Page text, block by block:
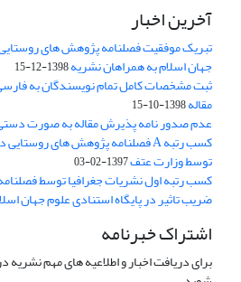
آخرین اخبار
تبریک موفقیت فصلنامه پژوهش های
جهان اسلام به همراهان نشریه1398-12-15
ثبت مشخصات کامل تمام نویسندگان به
مقاله1398-10-15
عدم صدور نامه پذیرش مقاله به صورت
توسط وزارت عتف1397-02-03
کسب رتبه اول نشریات جغرافیا توسط
ضریب تاثیر در پایگاه استنادی علوم جهان
اشتراک خبرنامه
برای دریافت اخبار و اطلاعیه های مهم